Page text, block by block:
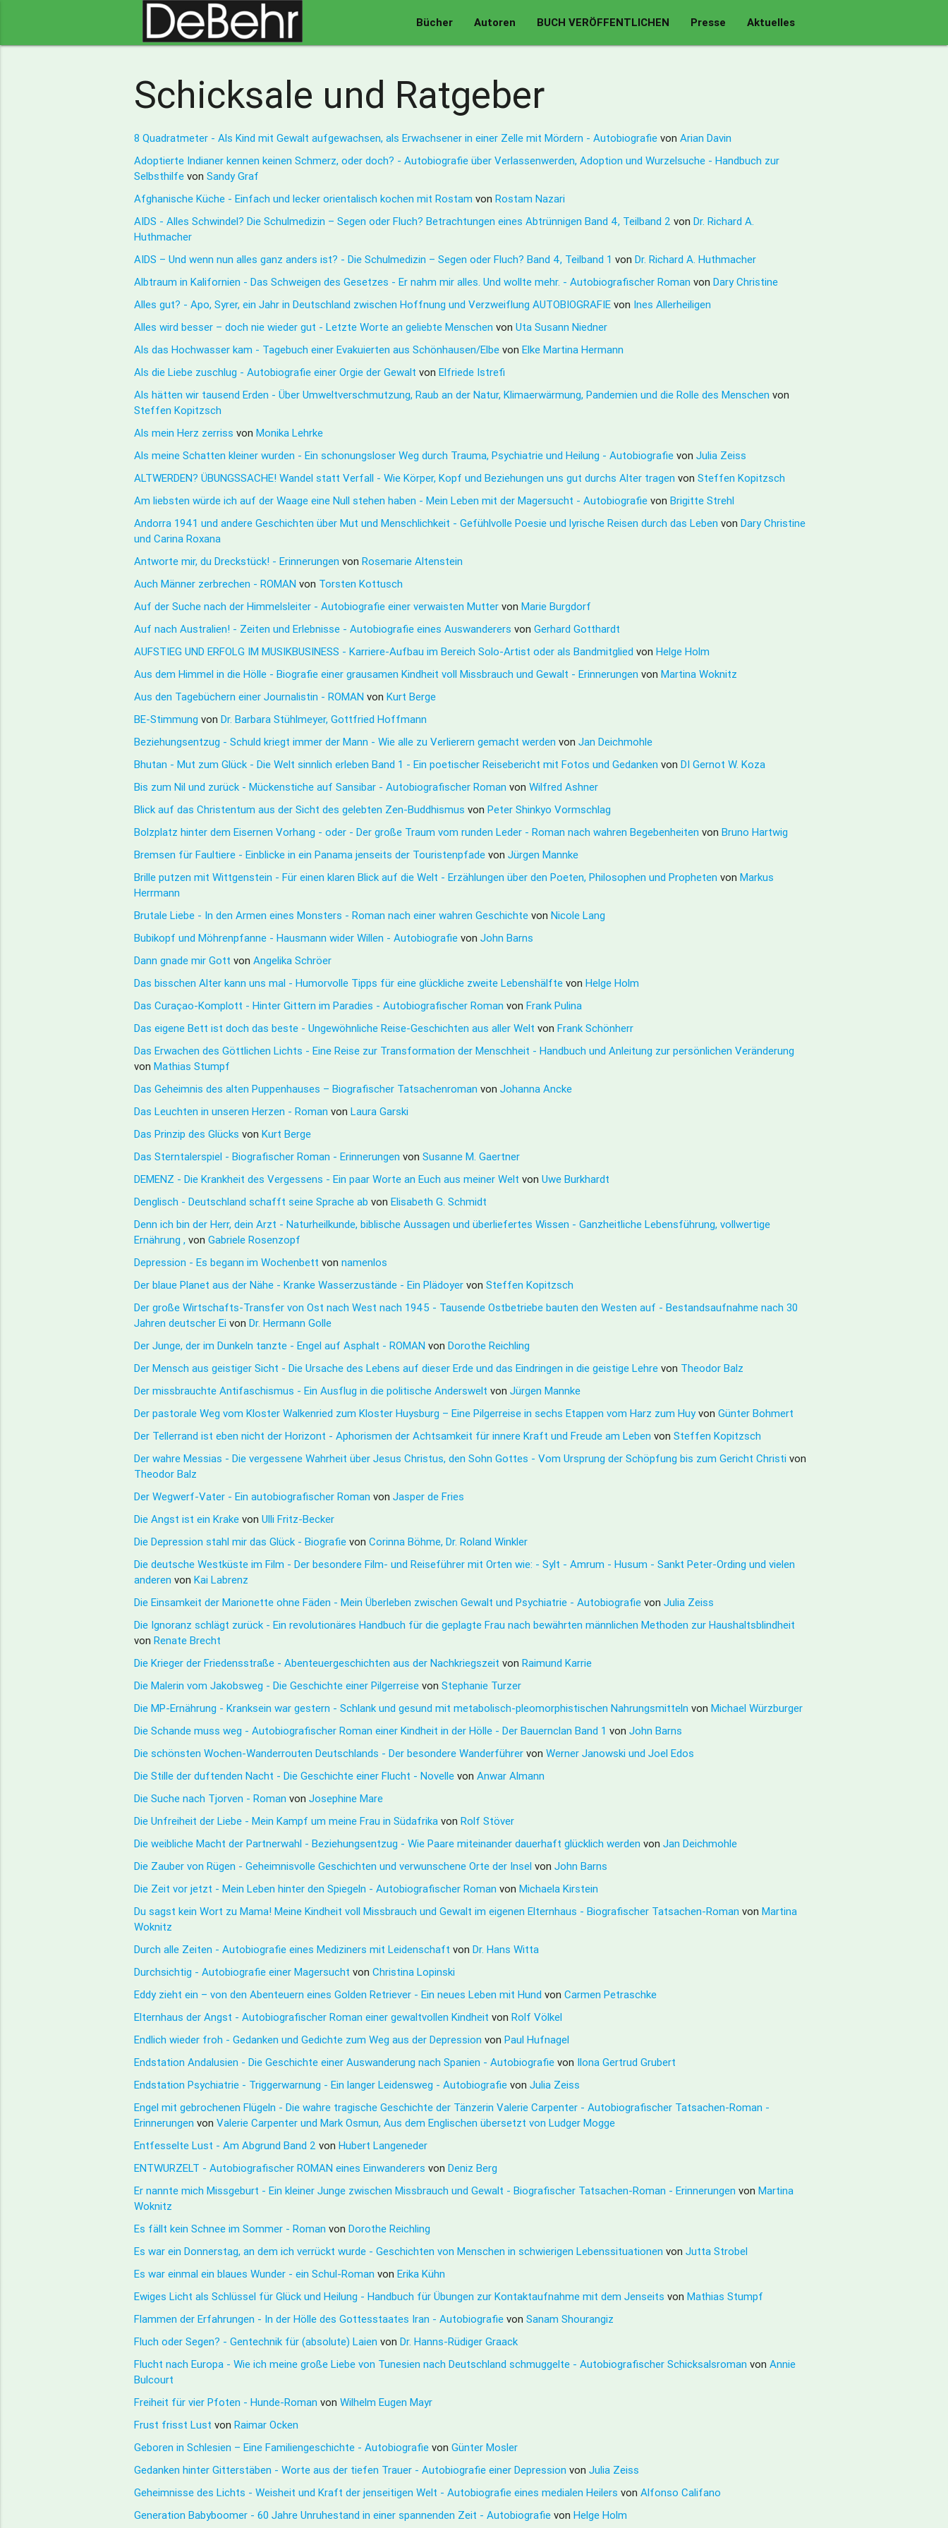
Bücher Autoren BUCH VERÖFFENTLICHEN Presse Aktuelles
Schicksale und Ratgeber
8 Quadratmeter - Als Kind mit Gewalt aufgewachsen, als Erwachsener in einer Zelle mit Mördern - AutobiografievonArian Davin
Adoptierte Indianer kennen keinen Schmerz, oder doch? - Autobiografie über Verlassenwerden, Adoption und Wurzelsuche - Handbuch zur
SelbsthilfevonSandy Graf
Afghanische Küche - Einfach und lecker orientalisch kochen mit RostamvonRostam Nazari
AIDS - Alles Schwindel? Die Schulmedizin – Segen oder Fluch? Betrachtungen eines Abtrünnigen Band 4, Teilband 2vonDr. Richard A.
Huthmacher
AIDS – Und wenn nun alles ganz anders ist? - Die Schulmedizin – Segen oder Fluch? Band 4, Teilband 1vonDr. Richard A. Huthmacher
Albtraum in Kalifornien - Das Schweigen des Gesetzes - Er nahm mir alles. Und wollte mehr. - Autobiografischer RomanvonDary Christine
Alles gut? - Apo, Syrer, ein Jahr in Deutschland zwischen Hoffnung und Verzweiflung AUTOBIOGRAFIEvon Ines Allerheiligen
Alles wird besser – doch nie wieder gut - Letzte Worte an geliebte MenschenvonUta Susann Niedner
Als das Hochwasser kam - Tagebuch einer Evakuierten aus Schönhausen/ElbevonElke Martina Hermann
Als die Liebe zuschlug - Autobiografie einer Orgie der GewaltvonElfriede Istrefi
Als hätten wir tausend Erden - Über Umweltverschmutzung, Raub an der Natur, Klimaerwärmung, Pandemien und die Rolle des Menschenvon
Steffen Kopitzsch
Als mein Herz zerrissvonMonika Lehrke
Als meine Schatten kleiner wurden - Ein schonungsloser Weg durch Trauma, Psychiatrie und Heilung - AutobiografievonJulia Zeiss
ALTWERDEN? ÜBUNGSSACHE! Wandel statt Verfall - Wie Körper, Kopf und Beziehungen uns gut durchs Alter tragenvonSteffen Kopitzsch
Am liebsten würde ich auf der Waage eine Null stehen haben - Mein Leben mit der Magersucht - AutobiografievonBrigitte Strehl
Andorra 1941 und andere Geschichten über Mut und Menschlichkeit - Gefühlvolle Poesie und lyrische Reisen durch das LebenvonDary Christine
und Carina Roxana
Antworte mir, du Dreckstück! - ErinnerungenvonRosemarie Altenstein
Auch Männer zerbrechen - ROMANvon Torsten Kottusch
Auf der Suche nach der Himmelsleiter - Autobiografie einer verwaisten MuttervonMarie Burgdorf
Auf nach Australien! - Zeiten und Erlebnisse - Autobiografie eines AuswanderersvonGerhard Gotthardt
AUFSTIEG UND ERFOLG IM MUSIKBUSINESS - Karriere-Aufbau im Bereich Solo-Artist oder als BandmitgliedvonHelge Holm
Aus dem Himmel in die Hölle - Biografie einer grausamen Kindheit voll Missbrauch und Gewalt - ErinnerungenvonMartina Woknitz
Aus den Tagebüchern einer Journalistin - ROMANvonKurt Berge
BE-StimmungvonDr. Barbara Stühlmeyer, Gottfried Hoffmann
Beziehungsentzug - Schuld kriegt immer der Mann - Wie alle zu Verlierern gemacht werdenvonJan Deichmohle
Bhutan - Mut zum Glück - Die Welt sinnlich erleben Band 1 - Ein poetischer Reisebericht mit Fotos und GedankenvonDI Gernot W. Koza
Bis zum Nil und zurück - Mückenstiche auf Sansibar - Autobiografischer RomanvonWilfred Ashner
Blick auf das Christentum aus der Sicht des gelebten Zen-BuddhismusvonPeter Shinkyo Vormschlag
Bolzplatz hinter dem Eisernen Vorhang - oder - Der große Traum vom runden Leder - Roman nach wahren BegebenheitenvonBruno Hartwig
Bremsen für Faultiere - Einblicke in ein Panama jenseits der TouristenpfadevonJürgen Mannke
Brille putzen mit Wittgenstein - Für einen klaren Blick auf die Welt - Erzählungen über den Poeten, Philosophen und ProphetenvonMarkus
Herrmann
Brutale Liebe - In den Armen eines Monsters - Roman nach einer wahren GeschichtevonNicole Lang
Bubikopf und Möhrenpfanne - Hausmann wider Willen - AutobiografievonJohn Barns
Dann gnade mir GottvonAngelika Schröer
Das bisschen Alter kann uns mal - Humorvolle Tipps für eine glückliche zweite LebenshälftevonHelge Holm
Das Curaçao-Komplott - Hinter Gittern im Paradies - Autobiografischer RomanvonFrank Pulina
Das eigene Bett ist doch das beste - Ungewöhnliche Reise-Geschichten aus aller WeltvonFrank Schönherr
Das Erwachen des Göttlichen Lichts - Eine Reise zur Transformation der Menschheit - Handbuch und Anleitung zur persönlichen Veränderung
vonMathias Stumpf
Das Geheimnis des alten Puppenhauses – Biografischer TatsachenromanvonJohanna Ancke
Das Leuchten in unseren Herzen - RomanvonLaura Garski
Das Prinzip des GlücksvonKurt Berge
Das Sterntalerspiel - Biografischer Roman - ErinnerungenvonSusanne M. Gaertner
DEMENZ - Die Krankheit des Vergessens - Ein paar Worte an Euch aus meiner WeltvonUwe Burkhardt
Denglisch - Deutschland schafft seine Sprache abvonElisabeth G. Schmidt
Denn ich bin der Herr, dein Arzt - Naturheilkunde, biblische Aussagen und überliefertes Wissen - Ganzheitliche Lebensführung, vollwertige
Ernährung ,vonGabriele Rosenzopf
Depression - Es begann im Wochenbettvonnamenlos
Der blaue Planet aus der Nähe - Kranke Wasserzustände - Ein PlädoyervonSteffen Kopitzsch
Der große Wirtschafts-Transfer von Ost nach West nach 1945 - Tausende Ostbetriebe bauten den Westen auf - Bestandsaufnahme nach 30
Jahren deutscher EivonDr. Hermann Golle
Der Junge, der im Dunkeln tanzte - Engel auf Asphalt - ROMANvonDorothe Reichling
Der Mensch aus geistiger Sicht - Die Ursache des Lebens auf dieser Erde und das Eindringen in die geistige Lehrevon Theodor Balz
Der missbrauchte Antifaschismus - Ein Ausflug in die politische AndersweltvonJürgen Mannke
Der pastorale Weg vom Kloster Walkenried zum Kloster Huysburg – Eine Pilgerreise in sechs Etappen vom Harz zum HuyvonGünter Bohmert
Der Tellerrand ist eben nicht der Horizont - Aphorismen der Achtsamkeit für innere Kraft und Freude am LebenvonSteffen Kopitzsch
Der wahre Messias - Die vergessene Wahrheit über Jesus Christus, den Sohn Gottes - Vom Ursprung der Schöpfung bis zum Gericht Christivon
Theodor Balz
Der Wegwerf-Vater - Ein autobiografischer RomanvonJasper de Fries
Die Angst ist ein KrakevonUlli Fritz-Becker
Die Depression stahl mir das Glück - BiografievonCorinna Böhme, Dr. Roland Winkler
Die deutsche Westküste im Film - Der besondere Film- und Reiseführer mit Orten wie: - Sylt - Amrum - Husum - Sankt Peter-Ording und vielen
anderenvonKai Labrenz
Die Einsamkeit der Marionette ohne Fäden - Mein Überleben zwischen Gewalt und Psychiatrie - AutobiografievonJulia Zeiss
Die Ignoranz schlägt zurück - Ein revolutionäres Handbuch für die geplagte Frau nach bewährten männlichen Methoden zur Haushaltsblindheit
vonRenate Brecht
Die Krieger der Friedensstraße - Abenteuergeschichten aus der NachkriegszeitvonRaimund Karrie
Die Malerin vom Jakobsweg - Die Geschichte einer PilgerreisevonStephanie Turzer
Die MP-Ernährung - Kranksein war gestern - Schlank und gesund mit metabolisch-pleomorphistischen NahrungsmittelnvonMichael Würzburger
Die Schande muss weg - Autobiografischer Roman einer Kindheit in der Hölle - Der Bauernclan Band 1vonJohn Barns
Die schönsten Wochen-Wanderrouten Deutschlands - Der besondere WanderführervonWerner Janowski und Joel Edos
Die Stille der duftenden Nacht - Die Geschichte einer Flucht - NovellevonAnwar Almann
Die Suche nach Tjorven - RomanvonJosephine Mare
Die Unfreiheit der Liebe - Mein Kampf um meine Frau in SüdafrikavonRolf Stöver
Die weibliche Macht der Partnerwahl - Beziehungsentzug - Wie Paare miteinander dauerhaft glücklich werdenvonJan Deichmohle
Die Zauber von Rügen - Geheimnisvolle Geschichten und verwunschene Orte der InselvonJohn Barns
Die Zeit vor jetzt - Mein Leben hinter den Spiegeln - Autobiografischer RomanvonMichaela Kirstein
Du sagst kein Wort zu Mama! Meine Kindheit voll Missbrauch und Gewalt im eigenen Elternhaus - Biografischer Tatsachen-RomanvonMartina
Woknitz
Durch alle Zeiten - Autobiografie eines Mediziners mit LeidenschaftvonDr. Hans Witta
Durchsichtig - Autobiografie einer MagersuchtvonChristina Lopinski
Eddy zieht ein – von den Abenteuern eines Golden Retriever - Ein neues Leben mit HundvonCarmen Petraschke
Elternhaus der Angst - Autobiografischer Roman einer gewaltvollen KindheitvonRolf Völkel
Endlich wieder froh - Gedanken und Gedichte zum Weg aus der DepressionvonPaul Hufnagel
Endstation Andalusien - Die Geschichte einer Auswanderung nach Spanien - Autobiografievon Ilona Gertrud Grubert
Endstation Psychiatrie - Triggerwarnung - Ein langer Leidensweg - AutobiografievonJulia Zeiss
Engel mit gebrochenen Flügeln - Die wahre tragische Geschichte der Tänzerin Valerie Carpenter - Autobiografischer Tatsachen-Roman -
ErinnerungenvonValerie Carpenter und Mark Osmun, Aus dem Englischen übersetzt von Ludger Mogge
Entfesselte Lust - Am Abgrund Band 2vonHubert Langeneder
ENTWURZELT - Autobiografischer ROMAN eines EinwanderersvonDeniz Berg
Er nannte mich Missgeburt - Ein kleiner Junge zwischen Missbrauch und Gewalt - Biografischer Tatsachen-Roman - ErinnerungenvonMartina
Woknitz
Es fällt kein Schnee im Sommer - RomanvonDorothe Reichling
Es war ein Donnerstag, an dem ich verrückt wurde - Geschichten von Menschen in schwierigen LebenssituationenvonJutta Strobel
Es war einmal ein blaues Wunder - ein Schul-RomanvonErika Kühn
Ewiges Licht als Schlüssel für Glück und Heilung - Handbuch für Übungen zur Kontaktaufnahme mit dem JenseitsvonMathias Stumpf
Flammen der Erfahrungen - In der Hölle des Gottesstaates Iran - AutobiografievonSanam Shourangiz
Fluch oder Segen? - Gentechnik für (absolute) LaienvonDr. Hanns-Rüdiger Graack
Flucht nach Europa - Wie ich meine große Liebe von Tunesien nach Deutschland schmuggelte - Autobiografischer SchicksalsromanvonAnnie
Bulcourt
Freiheit für vier Pfoten - Hunde-RomanvonWilhelm Eugen Mayr
Frust frisst LustvonRaimar Ocken
Geboren in Schlesien – Eine Familiengeschichte - AutobiografievonGünter Mosler
Gedanken hinter Gitterstäben - Worte aus der tiefen Trauer - Autobiografie einer DepressionvonJulia Zeiss
Geheimnisse des Lichts - Weisheit und Kraft der jenseitigen Welt - Autobiografie eines medialen HeilersvonAlfonso Califano
Generation Babyboomer - 60 Jahre Unruhestand in einer spannenden Zeit - AutobiografievonHelge Holm